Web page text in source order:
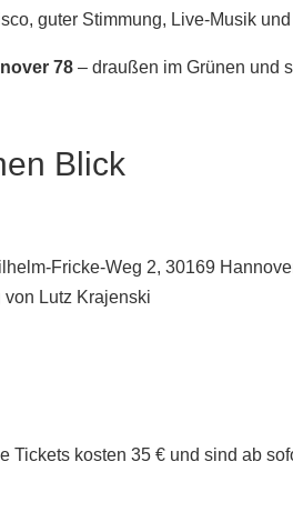
guter Stimmung, Live-Musik
78– draußen im Grünen und
Blick
Fricke-Weg 2, 30169
von Lutz Krajenski
Tickets kosten 35 €und sind ab